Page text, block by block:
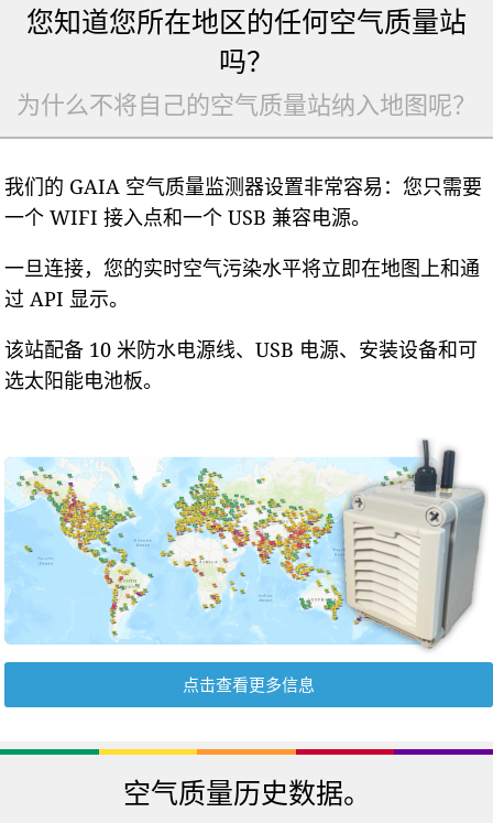
您知道您所在地区的任何空气质量站
吗？
为什么不将自己的空气质量站纳入地图呢？
我们的 GAIA 空气质量监测器设置非常容易：您只需要
一个 WIFI 接入点和一个 USB 兼容电源。
一旦连接，您的实时空气污染水平将立即在地图上和通
过 API 显示。
该站配备 10 米防水电源线、USB 电源、安装设备和可
选太阳能电池板。
点击查看更多信息
空气质量历史数据。